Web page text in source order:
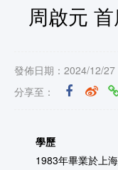
周啟元
發佈日期：2024/12/27
分享至：
學歷
1983年畢業於上